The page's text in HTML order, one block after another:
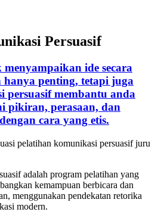
Persuasif
ide secara
penting, tetapi juga
persuasif membantu anda
pikiran, perasaan, dan
cara yang etis.
adalah program pelatihan yang
kemampuan berbicara dan
menggunakan pendekatan retorika
modern.